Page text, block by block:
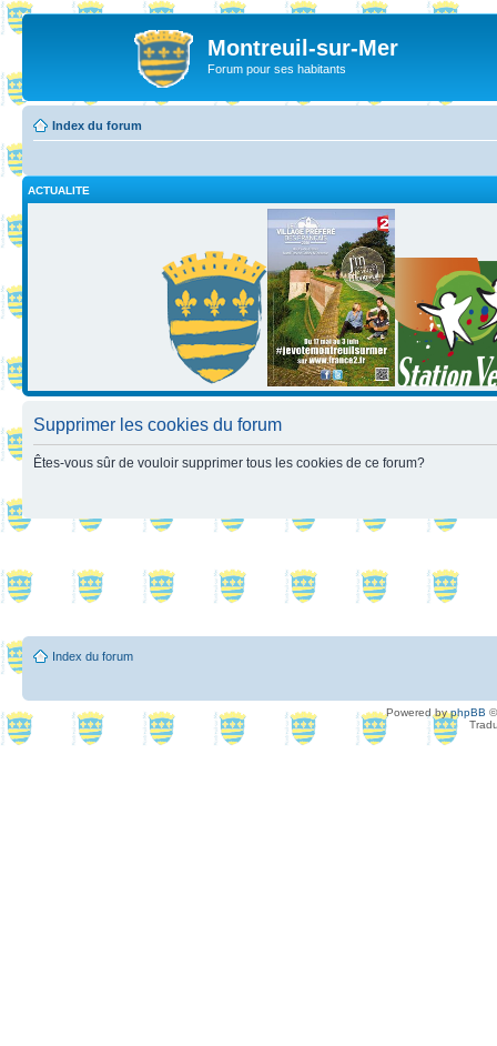
Montreuil-sur-Mer
Forum pour ses habitants
Index du forum
ACTUALITE
Supprimer les cookies du forum
Êtes-vous sûr de vouloir supprimer tous les cookies de ce forum?
Index du forum
Powered byphpBB